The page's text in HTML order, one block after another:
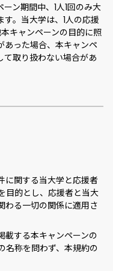
ン期間中、1人1回のみ大
。当大学は、1人の応援
キャンペーンの目的に照
あった場合、本キャンペ
て取り扱わない場合があ
に関する当大学と応援者
目的とし、応援者と当大
わる一切の関係に適用さ
載する本キャンペーンの
名称を問わず、本規約の